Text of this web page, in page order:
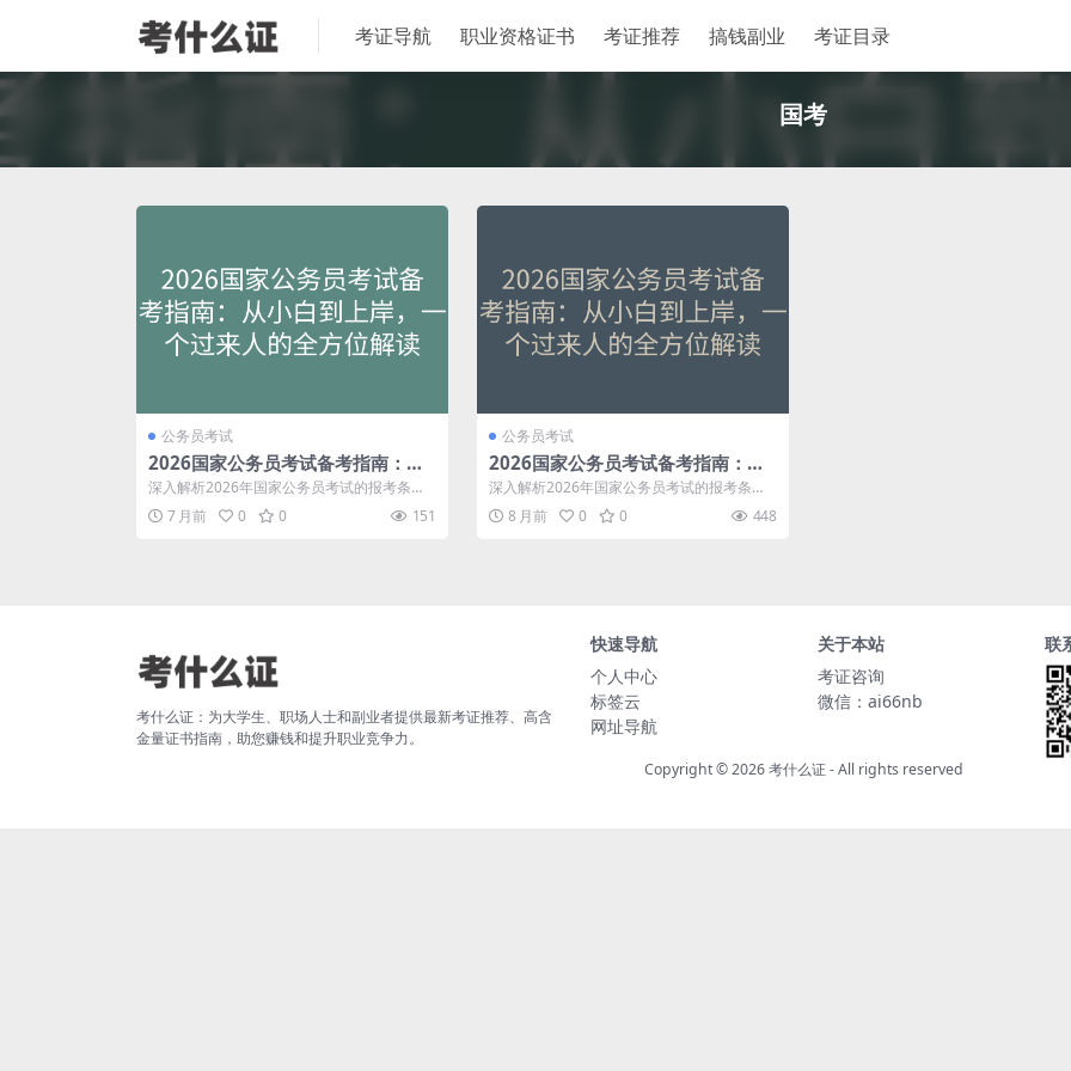
考证导航 职业资格证书 考证推荐 搞钱副业 考证目录
国考
公务员考试
2026国家公务员考试备考指南：从
小白到上岸，一个过来人的全方位解
读
深入解析2026年国家公务员考试的报考条
件、考试内容、备考策略与职位选择，从一
个...7 月前 0 0 151
公务员考试
2026国家公务员考试备考指南：从
小白到上岸，一个过来人的全方位解
读
深入解析2026年国家公务员考试的报考条
件、考试内容、备考策略与职位选择，从一
个...8 月前 0 0 448
考什么证：为大学生、职场人士和副业者提供最新考证推荐、高含
金量证书指南，助您赚钱和提升职业竞争力。
快速导航
个人中心
标签云
网址导航
关于本站
考证咨询
微信：ai66nb
联
Copyright © 2026考什么证- All rights reserved